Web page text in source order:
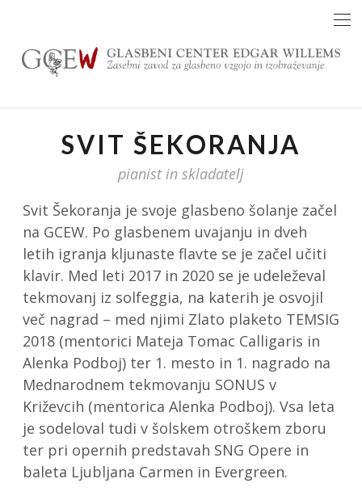
content
SVIT ŠEKORANJA
pianist in skladatelj
Svit Šekoranja je svoje glasbeno šolanje začel
na GCEW. Po glasbenem uvajanju in dveh
letih igranja kljunaste flavte se je začel učiti
klavir. Med leti 2017 in 2020 se je udeleževal
tekmovanj iz solfeggia, na katerih je osvojil
več nagrad – med njimi Zlato plaketo TEMSIG
2018 (mentorici Mateja Tomac Calligaris in
Alenka Podboj) ter 1. mesto in 1. nagrado na
Mednarodnem tekmovanju SONUS v
Križevcih (mentorica Alenka Podboj). Vsa leta
je sodeloval tudi v šolskem otroškem zboru
ter pri opernih predstavah SNG Opere in
baleta Ljubljana Carmen in Evergreen.